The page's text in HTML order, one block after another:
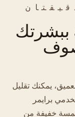
ببشرتك
يمكنك تقليل
برايمر
خفيفة من